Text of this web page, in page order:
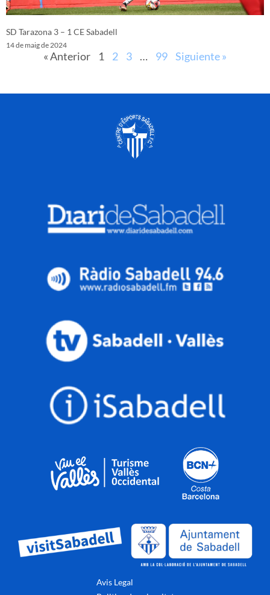
SD Tarazona 3 – 1 CE Sabadell
14 de maig de 2024
« Anterior 1 2 3 … 99 Siguiente »
Avis Legal